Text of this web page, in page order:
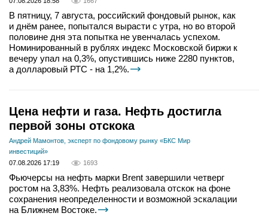
В пятницу, 7 августа, российский фондовый рынок, как
и днём ранее, попытался вырасти с утра, но во второй
половине дня эта попытка не увенчалась успехом.
Номинированный в рублях индекс Московской биржи к
вечеру упал на 0,3%, опустившись ниже 2280 пунктов,
а долларовый РТС - на 1,2%.
Цена нефти и газа. Нефть достигла
первой зоны отскока
Андрей Мамонтов, эксперт по фондовому рынку «БКС Мир
инвестиций»
07.08.2026 17:19
1693
Фьючерсы на нефть марки Brent завершили четверг
ростом на 3,83%. Нефть реализовала отскок на фоне
сохранения неопределенности и возможной эскалации
на Ближнем Востоке.